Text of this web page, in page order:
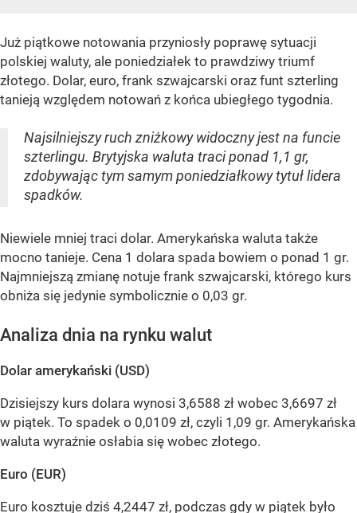
Już piątkowe notowania przyniosły poprawę sytuacji
polskiej waluty, ale poniedziałek to prawdziwy triumf
złotego. Dolar, euro, frank szwajcarski oraz funt szterling
tanieją względem notowań z końca ubiegłego tygodnia.
Najsilniejszy ruch zniżkowy widoczny jest na funcie
szterlingu. Brytyjska waluta traci ponad 1,1 gr,
zdobywając tym samym poniedziałkowy tytuł lidera
spadków.
Niewiele mniej traci dolar. Amerykańska waluta także
mocno tanieje. Cena 1 dolara spada bowiem o ponad 1 gr.
Najmniejszą zmianę notuje frank szwajcarski, którego kurs
obniża się jedynie symbolicznie o 0,03 gr.
Analiza dnia na rynku walut
Dolar amerykański (USD)
Dzisiejszy kurs dolara wynosi 3,6588 zł wobec 3,6697 zł
w piątek. To spadek o 0,0109 zł, czyli 1,09 gr. Amerykańska
waluta wyraźnie osłabia się wobec złotego.
Euro (EUR)
Euro kosztuje dziś 4,2447 zł, podczas gdy w piątek było